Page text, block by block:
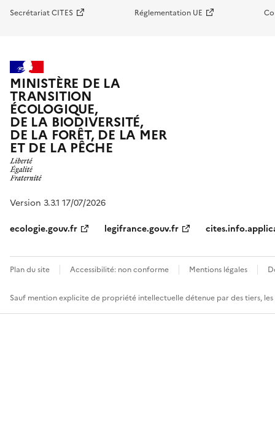
Secrétariat CITES Réglementation UE
MINISTÈRE DE LA
TRANSITION
ÉCOLOGIQUE,
DE LA BIODIVERSITÉ,
DE LA FORÊT, DE LA MER
ET DE LA PÊCHE
Version 3.3.1 17/07/2026
ecologie.gouv.fr
legifrance.gouv.fr
Plan du site Accessibilité: non conforme Mentions légales
Sauf mention explicite de propriété intellectuelle détenue par des tiers,